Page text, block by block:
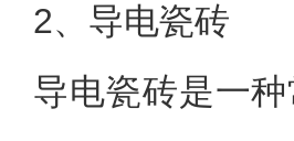
2、导电瓷砖
导电瓷砖是一